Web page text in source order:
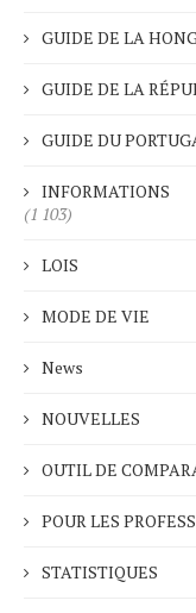
GUIDE DE LA
GUIDE DE LA
GUIDE DU
INFORMATIONS
(1 103)
LOIS
MODE DE VIE
News
NOUVELLES
OUTIL DE
POUR LES
STATISTIQUES